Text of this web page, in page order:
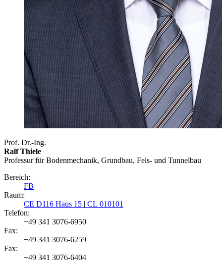
Prof. Dr.-Ing.
Ralf Thiele
Professur für Bodenmechanik, Grundbau, Fels- und Tunnelbau
Bereich:
FB
Raum:
CE D116 Haus 15 | CL 010101
Telefon:
+49 341 3076-6950
Fax:
+49 341 3076-6259
Fax:
+49 341 3076-6404